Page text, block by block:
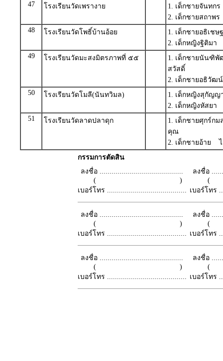
47
โรงเรียนวัดเพรางาย
1. เด็กชายจันทก
2. เด็กชายสถาพ
48
โรงเรียนวัดโพธิ์บ้านอ้อย
1. เด็กชายอธิเช
2. เด็กหญิงฐิติม
49
โรงเรียนวัดมะสงมิตรภาพที่ ๕๕
1. เด็กชายนันฑิ
สวัสดิ์
2. เด็กชายอธิวั
50
โรงเรียนวัดโมลี(นันทวิมล)
1. เด็กหญิงสุกัญ
2. เด็กหญิงหัสยา
51
โรงเรียนวัดลาดปลาดุก
1. เด็กชายศุกร์ก
คุณ
2. เด็กชายอ้าย
กรรมการตัดสิน
ลงชื่อ ..........................................
( )
เบอร์โทร ........................................
ลงชื่อ
เบอร์โทร
ลงชื่อ ..........................................
( )
เบอร์โทร ........................................
ลงชื่อ
เบอร์โทร
ลงชื่อ ..........................................
( )
เบอร์โทร ........................................
ลงชื่อ
เบอร์โทร